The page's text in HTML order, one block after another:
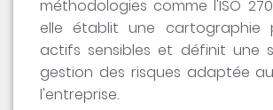
méthodologies comme l'ISO
elle établit une cartographie
actifs sensibles et définit une
gestion des risques adaptée
l'entreprise.